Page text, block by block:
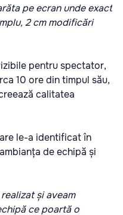
pe ecran unde exact
2 cm modificări
pentru spectator,
10 ore din timpul său,
calitatea
le-a identificat în
de echipă și
și aveam
ce poartă o